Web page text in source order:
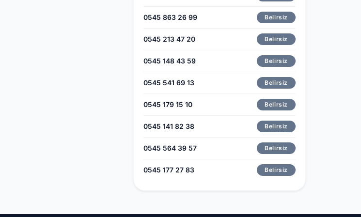
0545 863 26 99 Belirsiz
0545 213 47 20 Belirsiz
0545 148 43 59 Belirsiz
0545 541 69 13 Belirsiz
0545 179 15 10 Belirsiz
0545 141 82 38 Belirsiz
0545 564 39 57 Belirsiz
0545 177 27 83 Belirsiz